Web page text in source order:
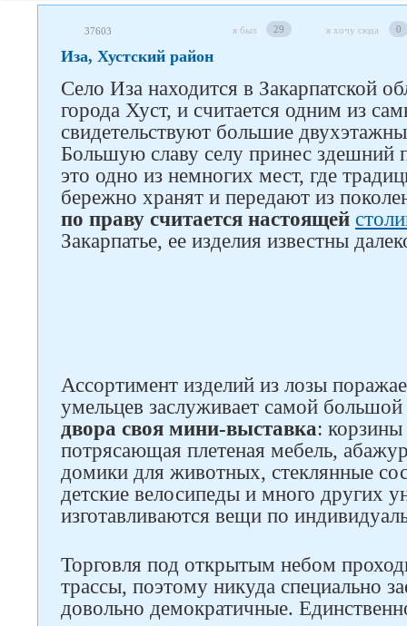
37603 я был 29 я хочу сюда 0
Иза, Хустский район
Село Иза находится в Закарпатской
города Хуст, и считается одним из
свидетельствуют большие
Большую славу селу принес здешний
это одно из немногих мест, где
бережно хранят и передают из
по праву считается настоящей
Закарпатье, ее изделия известны
Ассортимент изделий из лозы
умельцев заслуживает самой
двора своя мини-выставка:
потрясающая плетеная мебель,
домики для животных, стеклянные
детские велосипеды и много других
изготавливаются вещи по
Торговля под открытым небом
трассы, поэтому никуда специально
довольно демократичные.